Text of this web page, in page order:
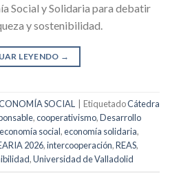
Social y Solidaria para debatir
y sostenibilidad.
LEYENDO →
SOCIAL EtiquetadoCátedra
,cooperativismo,Desarrollo
economía social,economía solidaria,
2026,intercooperación,REAS,
,Universidad de Valladolid